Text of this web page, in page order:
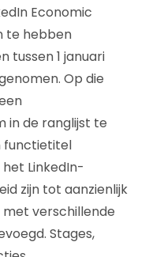
Economic
te hebben
tussen 1 januari
Op die
in de ranglijst te
functietitel
LinkedIn-
zijn tot aanzienlijk
verschillende
Stages,